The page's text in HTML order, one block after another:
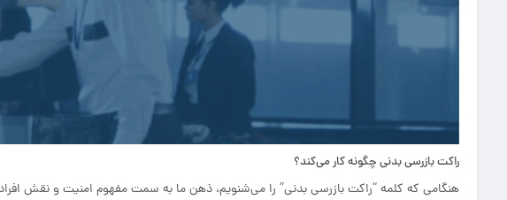
راکت بازرسی بدنی چگونه کار می‌کند؟
هنگامی که کلمه “راکت بازرسی بدنی” را می‌شنویم، ذهن ما به سمت مفهوم امنیت و نقش